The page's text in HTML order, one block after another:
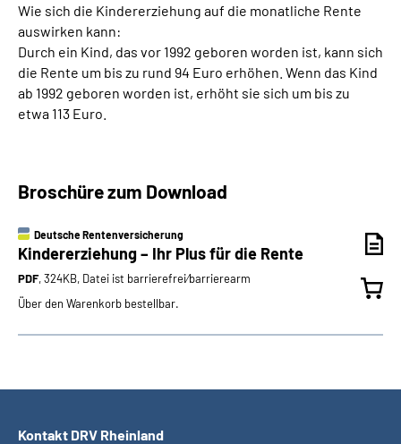
Wie sich die Kindererziehung auf die monatliche Rente
auswirken kann:
Durch ein Kind, das vor 1992 geboren worden ist, kann sich
die Rente um bis zu rund 94 Euro erhöhen. Wenn das Kind
ab 1992 geboren worden ist, erhöht sie sich um bis zu
etwa 113 Euro.
Broschüre zum Download
Deutsche Rentenversicherung
Kindererziehung – Ihr Plus für die Rente
PDF, 324KB, Datei ist barrierefrei⁄barrierearm
Über den Warenkorb bestellbar.
Kontakt DRV Rheinland